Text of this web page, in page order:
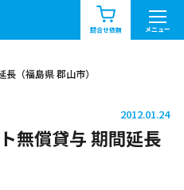
問合せ依頼 メニュー
お知らせ一覧
東北 関東
（福島県 郡山市）
2012.01.24
無償貸与 期間延長